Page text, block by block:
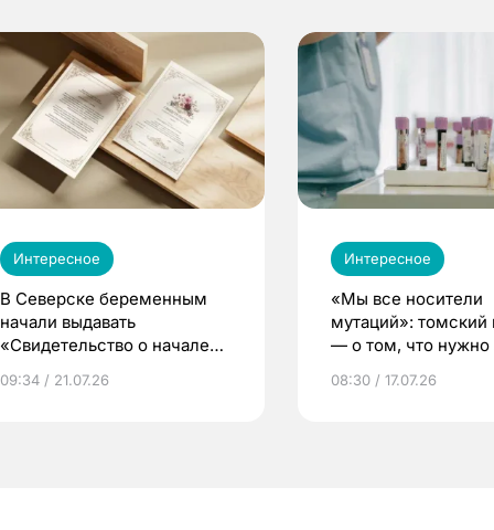
Интересное
В Северске беременным
начали выдавать
«Свидетельство о начале
09:34 / 21.07.26
Интересное
«Мы все носители
мутаций»: томский
— о том, что нужно
08:30 / 17.07.26